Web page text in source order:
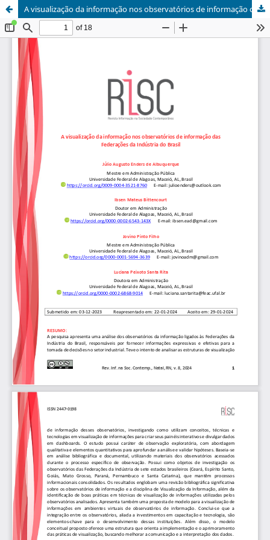
A visualização da informação nos observatórios de informação das Federações da Indústria do Brasil